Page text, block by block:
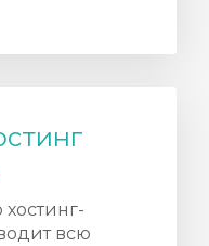
всю